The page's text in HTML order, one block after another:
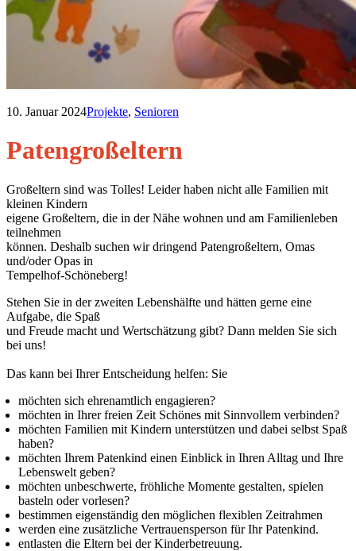
10. Januar 2024Projekte, Senioren
Patengroßeltern
Großeltern sind was Tolles! Leider haben nicht alle Familien mit
kleinen Kindern
eigene Großeltern, die in der Nähe wohnen und am Familienleben
teilnehmen
können. Deshalb suchen wir dringend Patengroßeltern, Omas
und/oder Opas in
Tempelhof-Schöneberg!
Stehen Sie in der zweiten Lebenshälfte und hätten gerne eine
Aufgabe, die Spaß
und Freude macht und Wertschätzung gibt? Dann melden Sie sich
bei uns!
Das kann bei Ihrer Entscheidung helfen: Sie
möchten sich ehrenamtlich engagieren?
möchten in Ihrer freien Zeit Schönes mit Sinnvollem verbinden?
möchten Familien mit Kindern unterstützen und dabei selbst Spaß
haben?
möchten Ihrem Patenkind einen Einblick in Ihren Alltag und Ihre
Lebenswelt geben?
möchten unbeschwerte, fröhliche Momente gestalten, spielen
basteln oder vorlesen?
bestimmen eigenständig den möglichen flexiblen Zeitrahmen
werden eine zusätzliche Vertrauensperson für Ihr Patenkind.
entlasten die Eltern bei der Kinderbetreuung.